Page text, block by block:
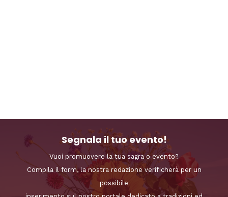
Segnala il tuo evento!
Vuoi promuovere la tua sagra o evento?
Compila il form, la nostra redazione verificherà per un
possibile